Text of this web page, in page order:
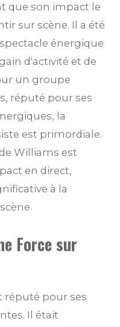
que son impact le
sur scène. Il a été
énergique
d'activité et de
un groupe
réputé pour ses
la
est primordiale.
Williams est
en direct,
à la
Force sur
réputé pour ses
Il était